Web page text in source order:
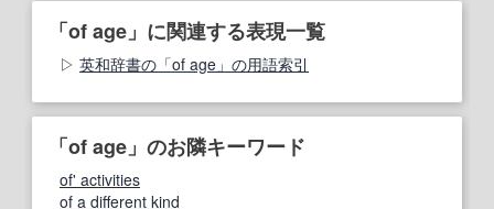
「of age」に関連する表現一覧
英和辞書の「of age」の用語索引
「of age」のお隣キーワード
of' activities
of a different kind